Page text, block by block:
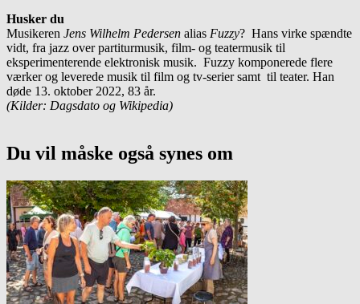
Husker du
Musikeren Jens Wilhelm Pedersen alias Fuzzy? Hans virke spændte
vidt, fra jazz over partiturmusik, film- og teatermusik til
eksperimenterende elektronisk musik. Fuzzy komponerede flere
værker og leverede musik til film og tv-serier samt til teater. Han
døde 13. oktober 2022, 83 år.
(Kilder: Dagsdato og Wikipedia)
Du vil måske også synes om